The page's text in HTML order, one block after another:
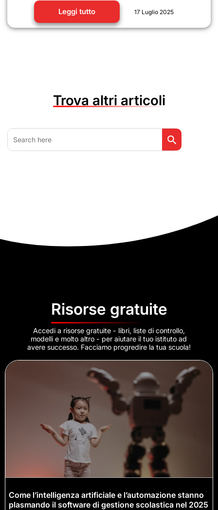
Leggi tutto 17 Luglio 2025
Trova altri articoli
Search
for:
Search Button
Risorse gratuite
Accedi a risorse gratuite - libri, liste di controllo,
modelli e molto altro - per aiutare il tuo istituto ad
avere successo. Facciamo progredire la tua scuola!
Come l’intelligenza artificiale e l’automazione stanno
plasmando il software di gestione scolastica nel 2025